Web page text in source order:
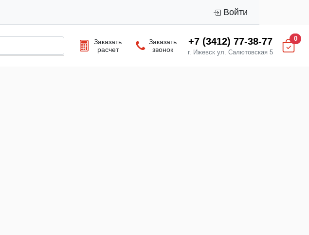
Войти
Заказать
расчет
Заказать
звонок
+7 (3412) 77-38-77
г. Ижевск ул. Салютовская 5
0